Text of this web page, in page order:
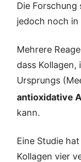
Die Forschung
jedoch noch
Mehrere
dass
Ursprungs
antioxidative
kann.
Eine Studie
Kollagen vier